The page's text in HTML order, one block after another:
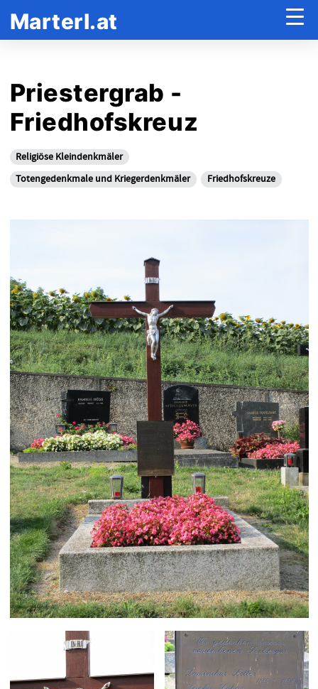
Marterl.at
Priestergrab -
Friedhofskreuz
Religiöse Kleindenkmäler
Totengedenkmale und Kriegerdenkmäler
Friedhofskreuze